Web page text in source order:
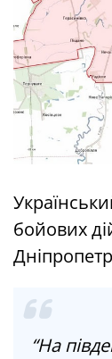
бойових
“На